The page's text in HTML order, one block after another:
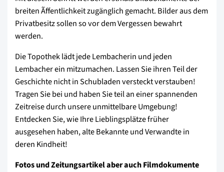
breiten Ãffentlichkeit zugänglich gemacht. Bilder aus dem
Privatbesitz sollen so vor dem Vergessen bewahrt
werden.
Die Topothek lädt jede Lembacherin und jeden
Lembacher ein mitzumachen. Lassen Sie ihren Teil der
Geschichte nicht in Schubladen versteckt verstauben!
Tragen Sie bei und haben Sie teil an einer spannenden
Zeitreise durch unsere unmittelbare Umgebung!
Entdecken Sie, wie Ihre Lieblingsplätze früher
ausgesehen haben, alte Bekannte und Verwandte in
deren Kindheit!
Fotos und Zeitungsartikel aber auch Filmdokumente